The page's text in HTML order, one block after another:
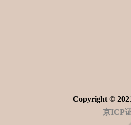
Copyright ©
京ICP